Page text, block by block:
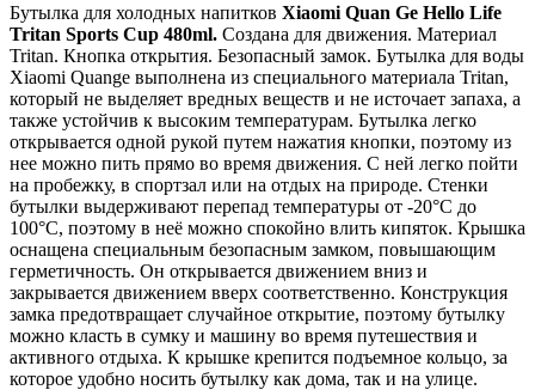
Бутылка для холодных напитков Xiaomi Quan Ge Hello Life
Tritan Sports Cup 480ml. Создана для движения. Материал
Tritan. Кнопка открытия. Безопасный замок. Бутылка для воды
Xiаomi Quange выполнена из специального материала Tritan,
который не выделяет вредных веществ и не источает запаха, а
также устойчив к высоким температурам. Бутылка легко
открывается одной рукой путем нажатия кнопки, поэтому из
нее можно пить прямо во время движения. С ней легко пойти
на пробежку, в спортзал или на отдых на природе. Стенки
бутылки выдерживают перепад температуры от -20°С до
100°С, поэтому в неё можно спокойно влить кипяток. Крышка
оснащена специальным безопасным замком, повышающим
герметичность. Он открывается движением вниз и
закрывается движением вверх соответственно. Конструкция
замка предотвращает случайное открытие, поэтому бутылку
можно класть в сумку и машину во время путешествия и
активного отдыха. К крышке крепится подъемное кольцо, за
которое удобно носить бутылку как дома, так и на улице.